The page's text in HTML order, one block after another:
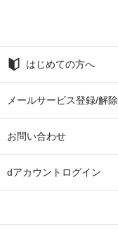
はじめての方へ
メールサービス登録/解除
お問い合わせ
dアカウントログイン